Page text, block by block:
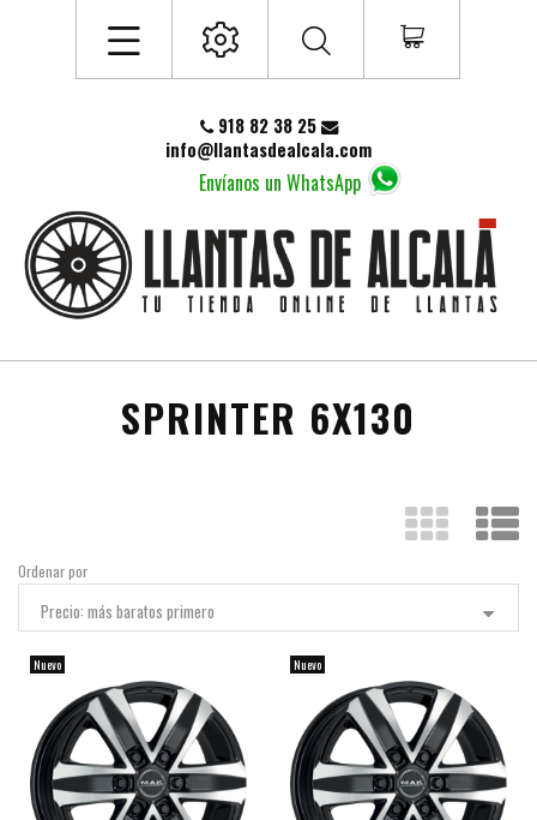
Envíanos un WhatsApp
918 82 38 25
info@llantasdealcala.com
SPRINTER 6X130
Ordenar por
Precio: más baratos primero
Nuevo Nuevo